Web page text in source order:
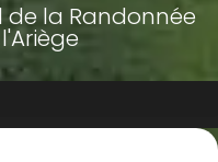
la Randonnée